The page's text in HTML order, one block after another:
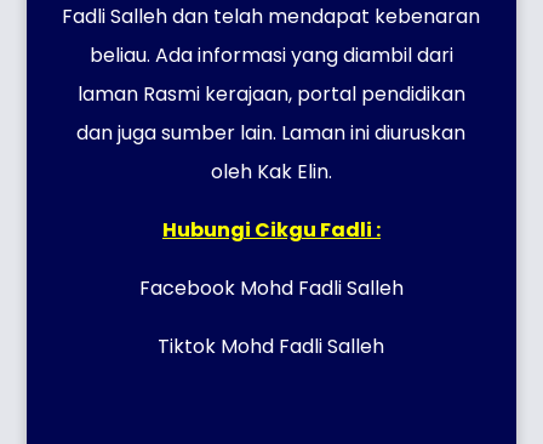
Fadli Salleh dan telah mendapat kebenaran
beliau. Ada informasi yang diambil dari
laman Rasmi kerajaan, portal pendidikan
dan juga sumber lain. Laman ini diuruskan
oleh Kak Elin.
Hubungi Cikgu Fadli :
Facebook Mohd Fadli Salleh
Tiktok Mohd Fadli Salleh